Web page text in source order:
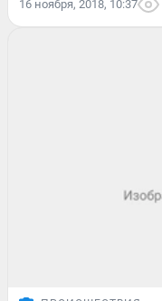
16 ноября, 2018, 10:37